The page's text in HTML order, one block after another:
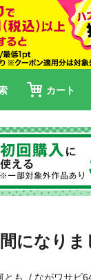
カート
になり
とも ながワサビ